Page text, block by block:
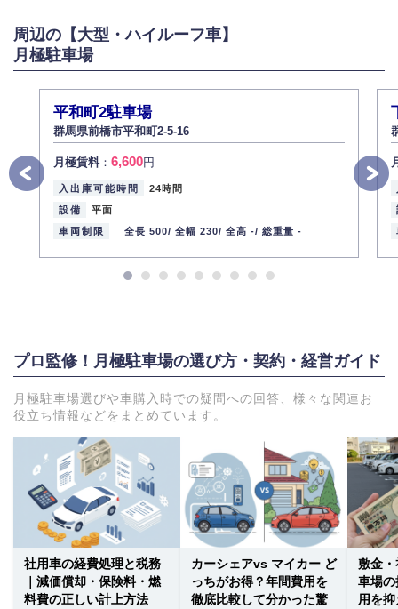
周辺の【大型・ハイルーフ車】
月極駐車場
平和町2駐車場
群馬県前橋市平和町2-5-16
月極賃料： 6,600円
入出庫可能時間
24時間
設備
平面
車両制限
全長 500/ 全幅 230/ 全高 -/ 総重量 -
プロ監修！月極駐車場の選び方・契約・経営ガイド
月極駐車場選びや車購入時での疑問への回答、様々な関連お
役立ち情報などをまとめています。
社用車の経費処理と税務
｜減価償却・保険料・燃
料費の正しい計上方法
カーシェアvs マイカー ど
っちがお得？年間費用を
徹底比較して分かった驚
敷金
車場
用を